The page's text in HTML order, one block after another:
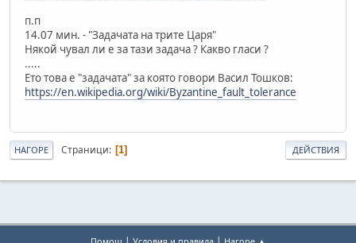
п.п
14.07 мин. - "Задачата на трите Царя"
Някой чувал ли е за тази задача ? Какво гласи ?
.....
Ето това е "задачата" за която говори Васил Тошков:
https://en.wikipedia.org/wiki/Byzantine_fault_tolerance
НАГОРЕ Страници 1 ДЕЙСТВИЯ